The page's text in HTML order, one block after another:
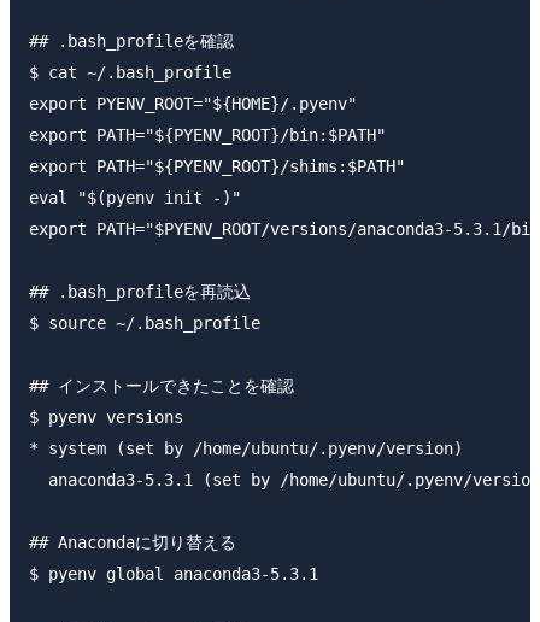
## .bash_profileを確認
$ cat ~/.bash_profile
export PYENV_ROOT="${HOME}/.pyenv"
export PATH="${PYENV_ROOT}/bin:$PATH"
export PATH="${PYENV_ROOT}/shims:$PATH"
eval "$(pyenv init -)"
export PATH="$PYENV_ROOT/versions/anaconda3-5.3.1/
## .bash_profileを再読込
$ source ~/.bash_profile
## インストールできたことを確認
$ pyenv versions
* system (set by /home/ubuntu/.pyenv/version)
anaconda3-5.3.1 (set by /home/ubuntu/.pyenv/
## Anacondaに切り替える
$ pyenv global anaconda3-5.3.1